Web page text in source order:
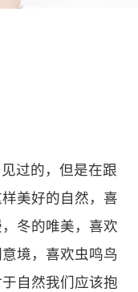
过的，但是在跟
美好的自然，喜
冬的唯美，喜欢
境，喜欢虫鸣鸟
自然我们应该抱